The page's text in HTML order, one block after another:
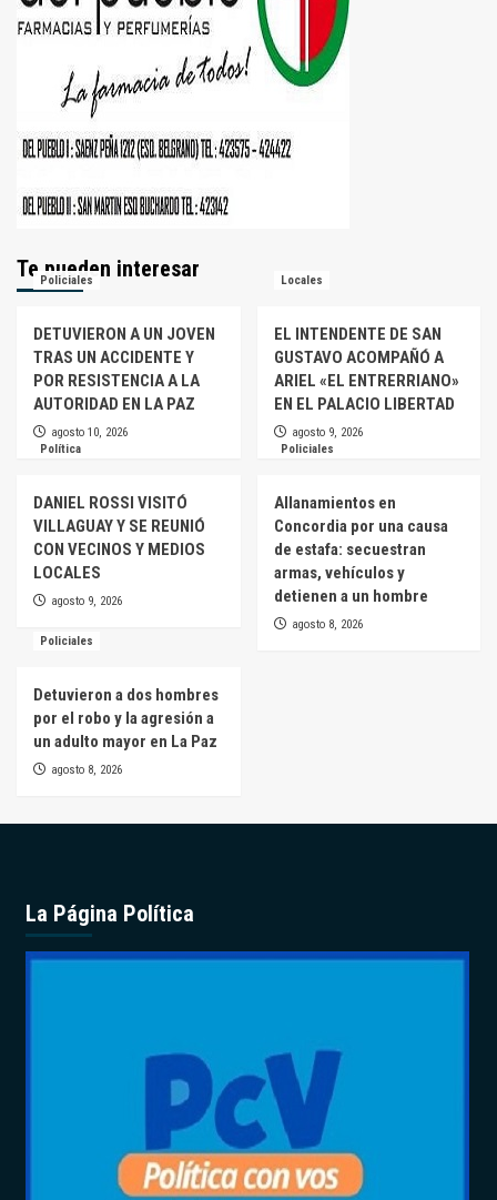
Te pueden interesar
Policiales
DETUVIERON A UN JOVEN
TRAS UN ACCIDENTE Y
POR RESISTENCIA A LA
AUTORIDAD EN LA PAZ
agosto 10, 2026
Locales
EL INTENDENTE DE SAN
GUSTAVO ACOMPAÑÓ A
ARIEL «EL ENTRERRIANO»
EN EL PALACIO LIBERTAD
agosto 9, 2026
Política
DANIEL ROSSI VISITÓ
VILLAGUAY Y SE REUNIÓ
CON VECINOS Y MEDIOS
LOCALES
agosto 9, 2026
Policiales
Allanamientos en
Concordia por una causa
de estafa: secuestran
armas, vehículos y
detienen a un hombre
agosto 8, 2026
Policiales
Detuvieron a dos hombres
por el robo y la agresión a
un adulto mayor en La Paz
agosto 8, 2026
La Página Política